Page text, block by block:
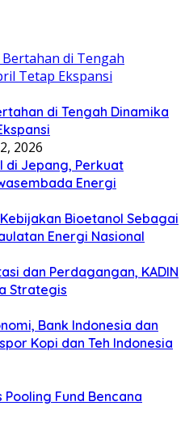
di Tengah Dinamika
2026
di Jepang, Perkuat
Energi
Bioetanol Sebagai
Energi Nasional
dan Perdagangan, KADIN
Strategis
Bank Indonesia dan
Kopi dan Teh Indonesia
Pooling Fund Bencana